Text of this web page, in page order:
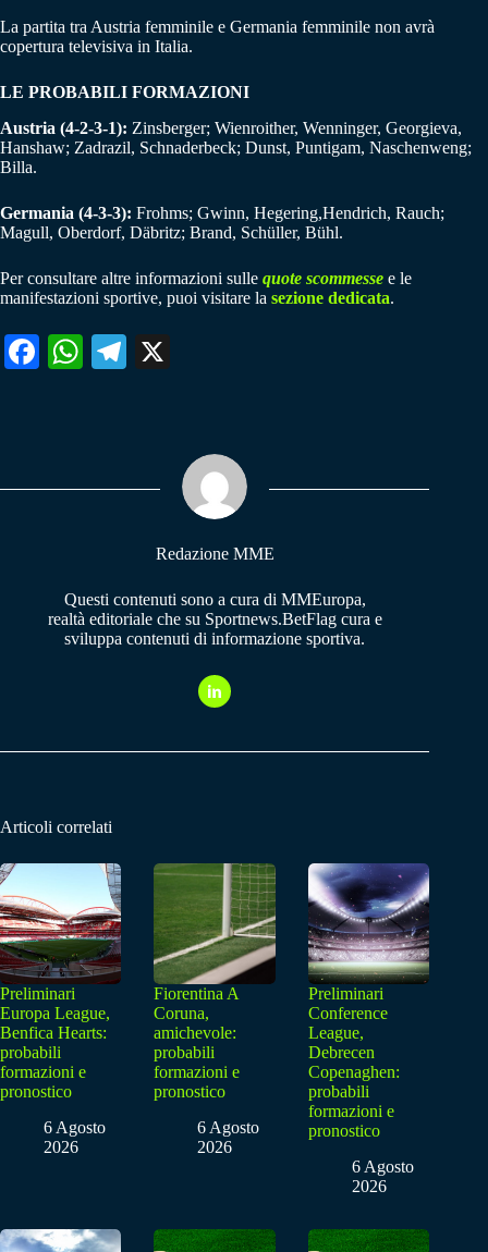
La partita tra Austria femminile e Germania femminile non avrà
copertura televisiva in Italia.
LE PROBABILI FORMAZIONI
Austria (4-2-3-1): Zinsberger; Wienroither, Wenninger, Georgieva,
Hanshaw; Zadrazil, Schnaderbeck; Dunst, Puntigam, Naschenweng;
Billa.
Germania (4-3-3): Frohms; Gwinn, Hegering,Hendrich, Rauch;
Magull, Oberdorf, Däbritz; Brand, Schüller, Bühl.
Per consultare altre informazioni sulle quote scommesse e le
manifestazioni sportive, puoi visitare la sezione dedicata.
Fa W
pp
Te
m
Redazione MME
Questi contenuti sono a cura di MMEuropa,
realtà editoriale che su Sportnews.BetFlag cura e
sviluppa contenuti di informazione sportiva.
Articoli correlati
Preliminari
Europa League,
Benfica Hearts:
probabili
formazioni e
pronostico
6 Agosto
2026
Fiorentina A
Coruna,
amichevole:
probabili
formazioni e
pronostico
6 Agosto
2026
Preliminari
Conference
League,
Debrecen
Copenaghen:
probabili
formazioni e
pronostico
6 Agosto
2026